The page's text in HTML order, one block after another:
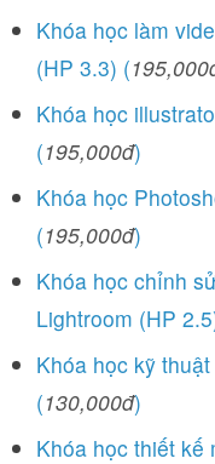
Khóa học làm
(HP 3.3) (
Khóa học
(195,000đ)
Khóa học
(195,000đ)
Khóa học chỉnh
Lightroom (HP
Khóa học kỹ
(130,000đ)
Khóa học thiết kế